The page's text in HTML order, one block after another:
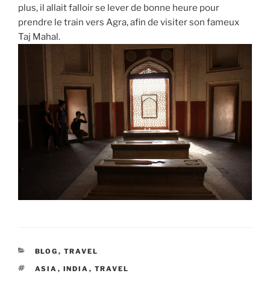
plus, il allait falloir se lever de bonne heure pour
prendre le train vers Agra, afin de visiter son fameux
Taj Mahal.
CATEGORIES
BLOG , TRAVEL
TAGS
ASIA , INDIA , TRAVEL